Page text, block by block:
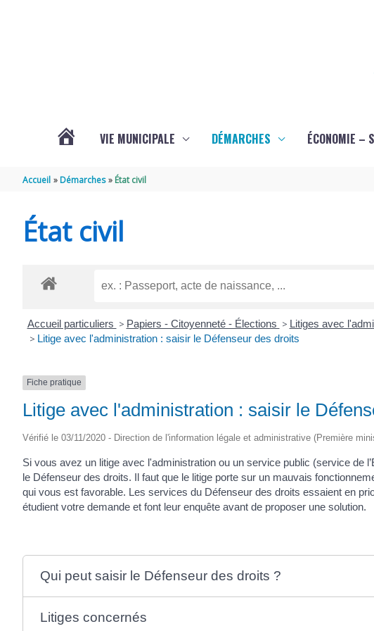
VIE MUNICIPALE DÉMARCHES ÉCONOMIE –
Accueil Démarches État civil
État civil
Accueil particuliers > Papiers - Citoyenneté - Élections > Litiges avec
> Litige avec l'administration : saisir le Défenseur des droits
Fiche pratique
Litige avec l'administration : saisir le
Vérifié le 03/11/2020 - Direction de l'information légale et administrative (Première
Si vous avez un litige avec l'administration ou un service public (service de
le Défenseur des droits. Il faut que le litige porte sur un mauvais
qui vous est favorable. Les services du Défenseur des droits essaient en
étudient votre demande et font leur enquête avant de proposer une solution.
Qui peut saisir le Défenseur des droits ?
Litiges concernés